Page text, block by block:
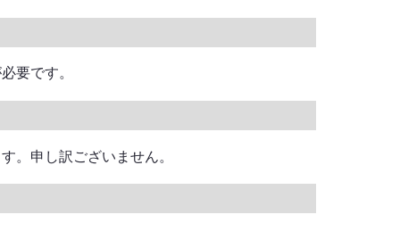
要です。
。申し訳ございません。